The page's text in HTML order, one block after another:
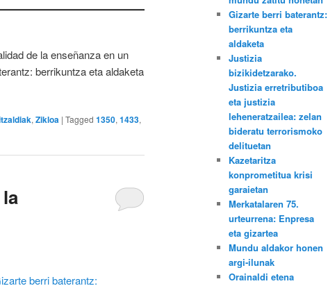
de la enseñanza en un
berrikuntza eta aldaketa
, Zikloa | Tagged 1350, 1433,
berri baterantz:
Gizarte berri baterantz:
berrikuntza eta
aldaketa
Justizia
bizikidetzarako.
Justizia erretributiboa
eta justizia
leheneratzailea: zelan
bideratu terrorismoko
delituetan
Kazetaritza
konprometitua krisi
garaietan
Merkatalaren 75.
urteurrena: Enpresa
eta gizartea
Mundu aldakor honen
argi-ilunak
Orainaldi etena